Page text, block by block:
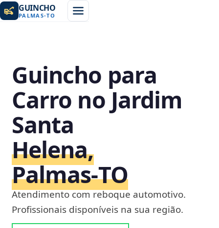
GUINCHO
PALMAS-TO
Guincho para
Carro no Jardim
Santa
Helena,
Palmas‑TO
Atendimento com reboque automotivo.
Profissionais disponíveis na sua região.